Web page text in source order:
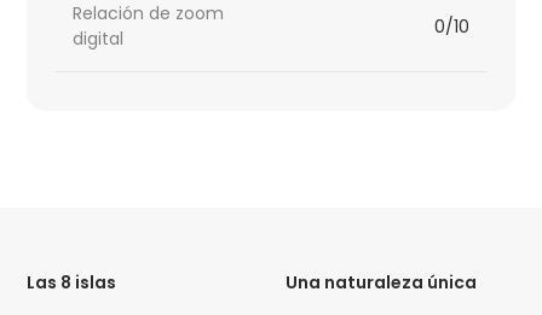
Relación de zoom
digital
0/10
Las 8 islas
Una naturaleza única